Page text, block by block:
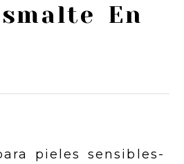
En
pieles sensibles-